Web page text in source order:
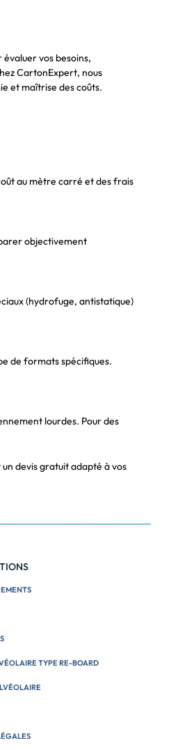
vos besoins,
CartonExpert, nous
et maîtrise des coûts.
au mètre carré et des frais
objectivement
(hydrofuge, antistatique)
de formats spécifiques.
lourdes. Pour des
devis gratuit adapté à vos
TYPE RE-BOARD